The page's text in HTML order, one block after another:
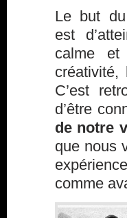
Le but du
est
calme
C’est
d’être
de notre
que nous
comme